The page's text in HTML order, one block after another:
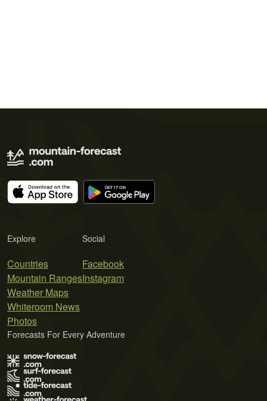
Explore
Countries
Mountain Ranges
Weather Maps
Whiteroom News
Photos
Social
Facebook
Instagram
Forecasts For Every Adventure